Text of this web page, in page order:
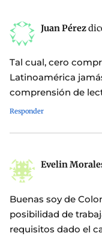
Juan Pérez
Tal cual, cero
Latinoamérica
comprensión de
Responder
Evelin
Buenas soy de
posibilidad de
requisitos dado el